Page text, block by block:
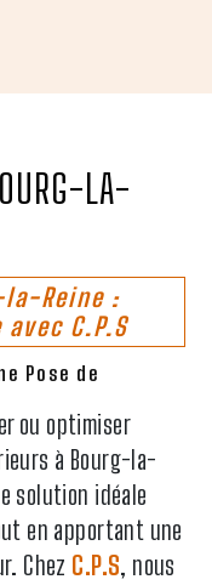
C.P.S
Pose de
à Bourg-la-
solution idéale
en apportant une
Chez C.P.S, nous